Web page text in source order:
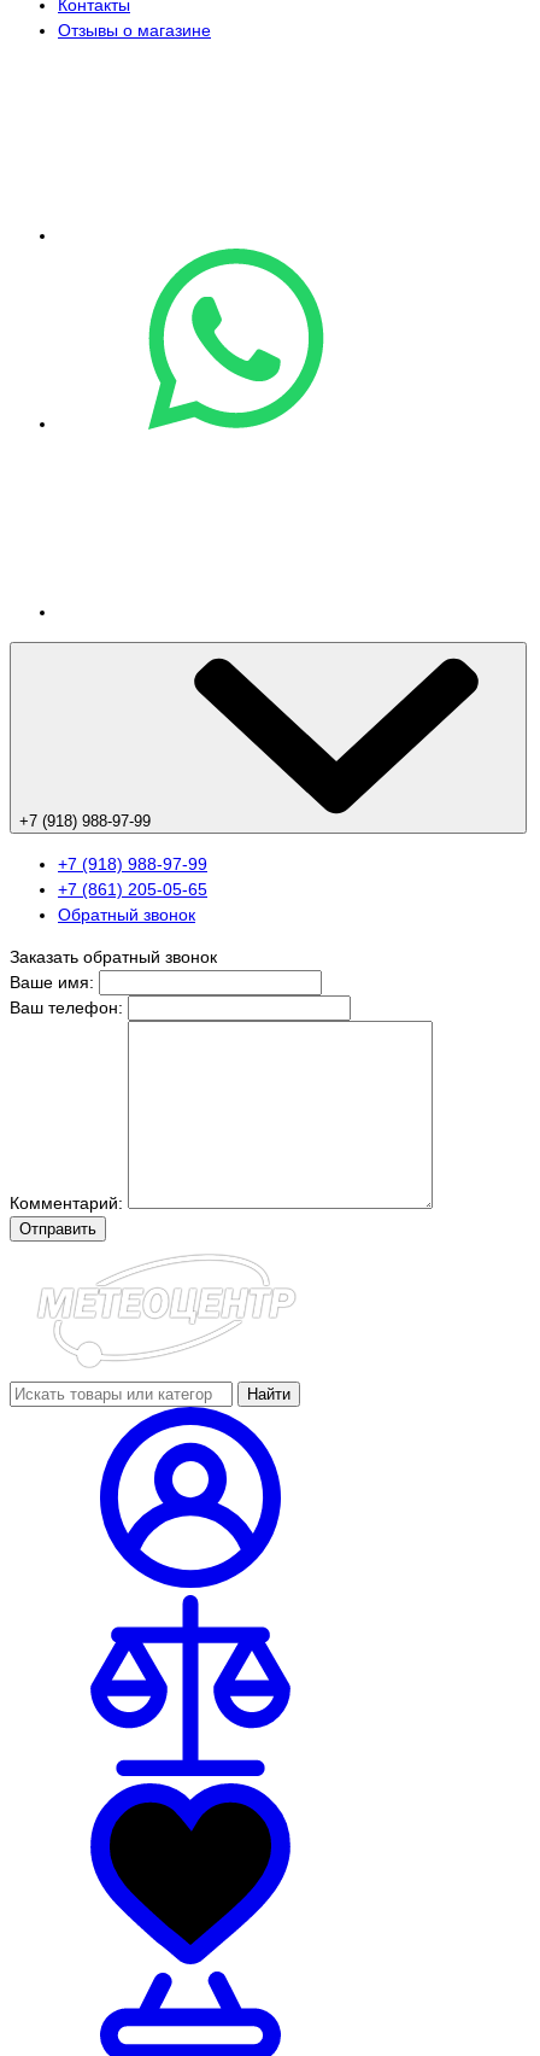
Контакты
Отзывы о магазине
+7 (918) 988-97-99
+7 (918) 988-97-99
+7 (861) 205-05-65
Обратный звонок
Заказать обратный звонок
Ваше имя:
Ваш телефон:
Комментарий:
Отправить
Найти